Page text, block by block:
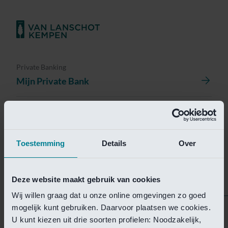
Toestemming Details Over
Deze website maakt gebruik van cookies
Wij willen graag dat u onze online omgevingen zo goed
mogelijk kunt gebruiken. Daarvoor plaatsen we cookies.
U kunt kiezen uit drie soorten profielen: Noodzakelijk,
Private Banking
Mijn Private Bank
Helaas is deze pagina